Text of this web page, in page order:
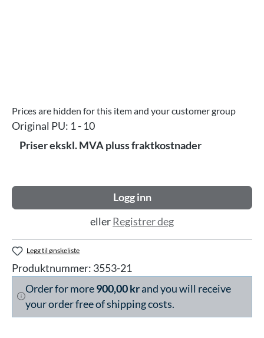
Prices are hidden for this item and your customer group
Original PU: 1 - 10
Priser ekskl. MVA pluss fraktkostnader
Logg inn
ellerRegistrer deg
Legg til ønskeliste
Produktnummer: 3553-21
Order for more900,00 krand you will receive
your order free of shipping costs.